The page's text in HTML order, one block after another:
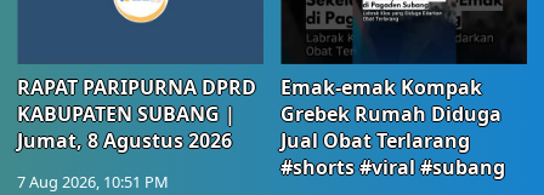
RAPAT PARIPURNA DPRD
KABUPATEN SUBANG |
Jumat, 8 Agustus 2026
7 Aug 2026, 10:51 PM
Emak-emak Kompak
Grebek Rumah Diduga
Jual Obat Terlarang
#shorts #viral #subang